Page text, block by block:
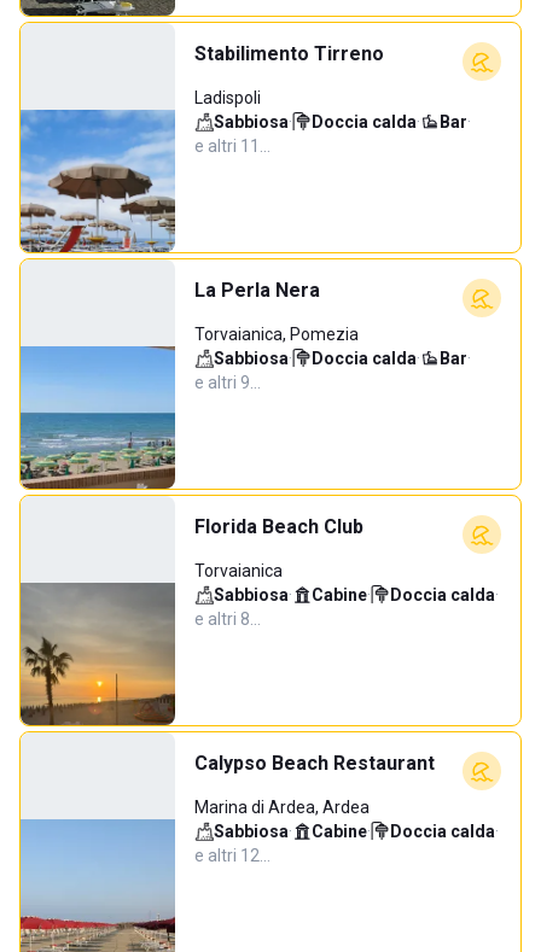
Stabilimento Tirreno
Ladispoli
Sabbiosa· Doccia calda· Bar·
e altri 11…
La Perla Nera
Torvaianica, Pomezia
Sabbiosa· Doccia calda· Bar·
e altri 9…
Florida Beach Club
Torvaianica
Sabbiosa· Cabine· Doccia calda·
e altri 8…
Calypso Beach Restaurant
Marina di Ardea, Ardea
Sabbiosa· Cabine· Doccia calda·
e altri 12…